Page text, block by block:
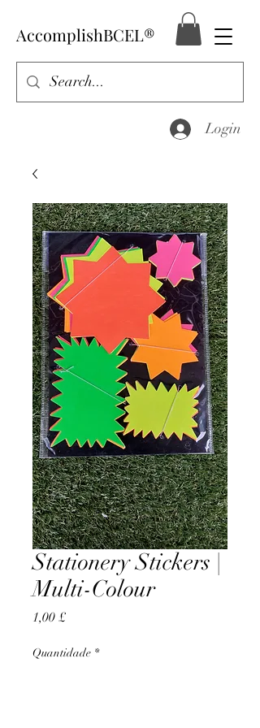
AccomplishBCEL®
Login
Stationery Stickers |
Multi-Colour
1,00 £Preço
Quantidade *